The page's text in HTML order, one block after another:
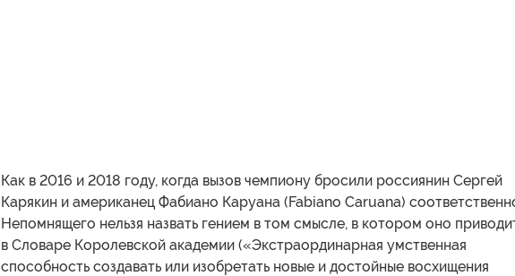
Как в 2016 и 2018 году, когда вызов чемпиону бросили россиянин Сергей
Карякин и американец Фабиано Каруана (Fabiano Caruana)
Непомнящего нельзя назвать гением в том смысле, в котором оно
в Словаре Королевской академии («Экстраординарная умственная
способность создавать или изобретать новые и достойные восхищения